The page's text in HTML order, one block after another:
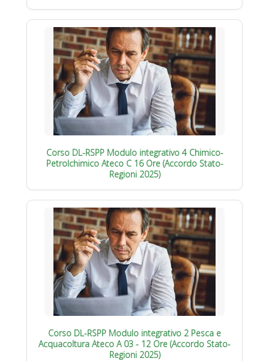
Corso DL-RSPP Modulo integrativo 4 Chimico-
Petrolchimico Ateco C 16 Ore (Accordo Stato-
Regioni 2025)
Corso DL-RSPP Modulo integrativo 2 Pesca e
Acquacoltura Ateco A 03 - 12 Ore (Accordo Stato-
Regioni 2025)